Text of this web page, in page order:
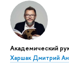
Академический
Харшак Дмитрий